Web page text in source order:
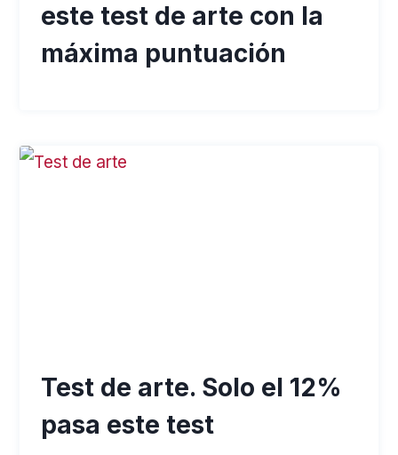
este test de arte con la
máxima puntuación
Test de arte. Solo el 12%
pasa este test